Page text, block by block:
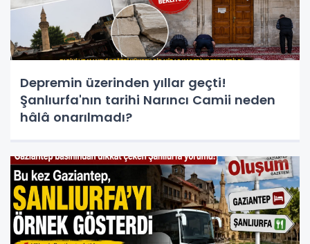
Depremin üzerinden yıllar geçti!
Şanlıurfa'nın tarihi Narıncı Camii neden
hâlâ onarılmadı?